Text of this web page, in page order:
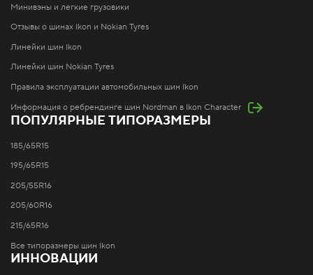
Минивэны и легкие грузовики
Отзывы о шинах Ikon и Nokian Tyres
Линейки шин Ikon
Линейки шин Nokian Tyres
Правила эксплуатации автомобильных шин Ikon
Информация о ребрендинге шин Nordman в Ikon Character
ПОПУЛЯРНЫЕ ТИПОРАЗМЕРЫ
185/65R15
195/65R15
205/55R16
205/60R16
215/65R16
Все типоразмеры шин Ikon
ИННОВАЦИИ